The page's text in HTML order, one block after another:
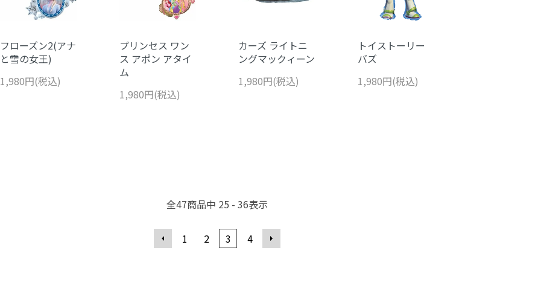
フローズン2(アナ
と雪の女王)
1,980円(税込)
プリンセス ワン
ス アポン アタイ
ム
1,980円(税込)
カーズ ライトニ
ングマックィーン
1,980円(税込)
トイストーリー
バズ
1,980円(税込)
全47商品中 25 - 36表示
1 2 3 4